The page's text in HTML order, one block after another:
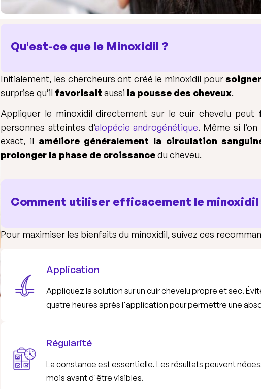
Qu'est-ce que le Minoxidil ?
Initialement, les chercheurs ont créé le minoxidil pour
surprise qu’il favorisaitaussi la pousse des cheveux.
Appliquer le minoxidil directement sur le cuir chevelu peut
personnes atteintes d’alopécie androgénétique. Même si
exact, il améliore généralement la circulation
prolonger la phase de croissancedu cheveu.
Comment utiliser efficacement le minoxidil
Pour maximiser les bienfaits du minoxidil, suivez ces
Application
Appliquez la solution sur un cuir chevelu propre et sec.
quatre heures après l'application pour permettre une
Régularité
La constance est essentielle. Les résultats peuvent
mois avant d'être visibles.